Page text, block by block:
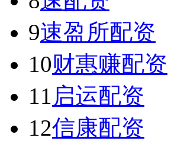
9速盈所配资
10财惠赚配资
11 启运配资
12信康配资